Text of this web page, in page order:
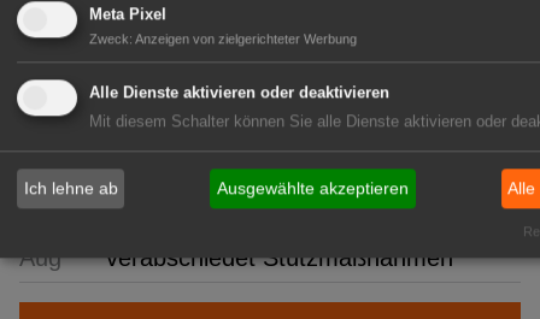
05. Aug Bayer: Operativ auf Kurs
Aug
Weihnachten kann kommen
05.
Aug
Hessen: Ausbildungsstart im
Gartenbau
Aug
verabschiedet Stützmaßnahmen
Meta Pixel
Zweck: Anzeigen von zielgerichteter Werbung
Alle Dienste aktivieren oder deaktivieren
Mit diesem Schalter können Sie alle Dienste aktivieren oder
Ich lehne ab Ausgewählte akzeptieren Alle